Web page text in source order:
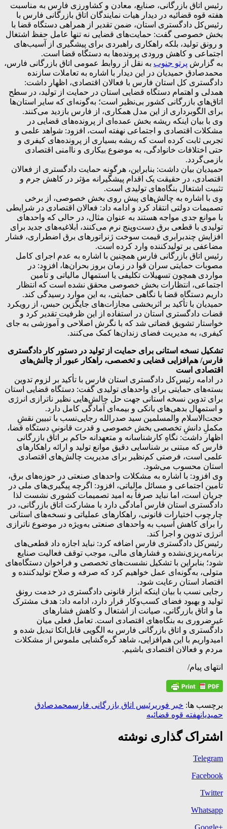
رئیس اتاق بازرگانی، صنایع، معادن و کشاورزی فارس به مناسبت
هفته قوه قضائیه در دیدار هیات نمایندگان اتاق بازرگانی فارس با
رئیس‌کل دادگستری استان، ضمن تقدیر از همراهی دستگاه قضا با
بخش خصوصی گفت: حمایت‌های قضایی نه تنها عامل حفظ اشتغال
و رونق تولید، بلکه راهکاری راهبردی برای پیشگیری از آسیب‌های
اجتماعی و کاهش ورودی پرونده‌ها به دستگاه قضا است.
به گزارش پرتو جنوب به نقل از روابط عمومی اتاق بازرگانی فارس،
محمدصادق حمیدیان در این دیدار با اشاره به تعاملات سازنده
دادگستری کل استان فارس با فعالان اقتصادی، اظهار داشت:
همدلی و اهتمام دستگاه قضایی استان در حمایت از تولید، در سطح
اتاق‌های بازرگانی کشور بی‌نظیر است؛ به‌گونه‌ای که سایر استان‌ها
برای الگوبرداری از این مدل همکاری، از فارس بازدید می‌کنند.
وی با بیان اینکه ریشه بخش عمده‌ای از پرونده‌های قضایی در
مشکلات اقتصادی و اجتماعی نهفته است، افزود: شواهد علمی و
تجربی ثابت کرده است که ریشه بسیاری از پرونده‌های کیفری و
حتی اختلافات خانوادگی، به موضوع بیکاری و ناامنی اقتصادی
بازمی‌گردد.
حمیدیان بیان داشت: بنابراین، هرگونه حمایت دادگستری از فعالان
اقتصادی، در حقیقت یک اقدام پیشگیرانه مؤثر در کاهش جرم و
تثبیت اشتغال بنگاه‌های تولیدی است.
وی با اشاره به چالش‌های پیش روی بخش خصوصی، از برخی
تصمیمات دولتی انتقاد کرد و ادامه داد: فعالان اقتصادی در شرایطی
با موانع جدی مواجه هستند به عنوان مثال، در حالی که واحدهای
تولیدی با قطعی برق دست‌وپنج نرم می‌کنند، ابلاغیه‌های جدید برای
افزایش چندبرابری قیمت سوخت ژنراتورهای برق اضطراری، فشار
مضاعفی بر تولیدکننده وارد کرده است.
رئیس اتاق بازرگانی فارس همچنین با اشاره به عدم اجرای کامل
مصوبات حمایتی سران قوا در زمان بروز بحران‌ها، افزود: در
مواردی همچون تسهیلات تکلیفی یا استمهال مالیاتی و تأمین
اجتماعی، انتظارات بخش خصوصی محقق نشده است که انتظار
داریم دستگاه قضا با نگاهی حمایتی، به این موارد رسیدگی کند.
حمیدیان با تأکید بر اثربخشی مجازات‌های جایگزین حبس، از رویکرد
قضات دادگستری استان در استفاده از این ظرفیت تقدیر کرد و
خواستار تشویق قضاتی شد که با نگرش اصلاحی و آموزشی به جای
کیفری، به مدیریت فضای زندان‌ها کمک می‌کنند.
تشکیل نسخه استانی برای حمایت از تولید در دستور کار دادگستری
فارس/ هم‌افزایی قضایی و تخصصی، راهکار عبور از چالش‌های
اقتصادی است
در ادامه رئیس‌کل دادگستری استان فارس با تأکید بر لزوم تدوین
بسته‌های حمایتی برای واحدهای تولیدی گفت: دستگاه قضایی استان
برای تدوین نسخه استانی جهت حل چالش‌هایی نظیر ناترازی انرژی
و استمهال بدهی‌های بانکی و بیمه‌ای آمادگی کامل دارد.
حجت‌الاسلام والمسلمین سید صدرالله رجایی‌نسب با تبیین نقشِ
مکملِ دانشِ تخصصی بخش خصوصی و قدرت قانونیِ دستگاه قضا،
اظهار داشت: نگاهِ کارشناسانه و متعهدانه حاکم بر اتاق بازرگانی
فارس که مبتنی بر شناسایی دقیق موانع تولید و ارائه راهکارهای
علمی است، فرصتی کم‌نظیر برای مدیریت چالش‌های اقتصادی
استان محسوب می‌شود.
وی افزود: با اشاره به مشکلات واحدهای صنعتی در حوزه‌های برق،
تأمین اجتماعی و مسائل مالیاتی، افزود: اگرچه پیگیری‌های ملی در
جریان است، اما نباید صرفاً به امید تصمیمات کشوری نشست لذا
دادگستری استان فارس آمادگی دارد با مشارکت اتاق بازرگانی، در
چارچوب اختیارات قانونی، راهکارهای عملیاتی و نسخه‌های استانی
را برای کاهش آسیب به واحدهای صنعتی به‌ویژه در موضوع ناترازی
انرژی تدوین و اجرا کند.
رئیس‌کل دادگستری فارس اضافه کرد: نباید اجازه داد قطعی‌های
برنامه‌ریزی‌نشده و فشارهای مالی، موجب توقف فعالیت صنایع
شود؛ بنابراین با تشکیل نشست‌های تخصصی و فراخوان دستگاه‌های
متولی، به‌گونه‌ای عمل خواهیم کرد که صرفه و صلاح تولیدکننده و
اقتصاد استان رعایت شود.
رجایی نسب با بیان اینکه ابزار قانونی دادگستری در خدمت رونق
تولید و بهبود فضای کسب‌وکار قرار دارد، ادامه داد: هدف مشترک
ما و اتاق بازرگانی، صیانت از اشتغال و کاهش فشارهای
غیرضروری به بنگاه‌های اقتصادی است. تعامل فعلی میان
دادگستری و اتاق بازرگانی فارس به الگویی قابل‌اتکا تبدیل شده و
امیدواریم با این هم‌افزایی، شاهد گره‌گشایی ملموس از مشکلات
مردم و فعالان اقتصادی باشیم.
انتهای پیام/
برچسب ها: خبر فوریرئیس اتاق بازرگانی فارسمحمدصادق
حمیدیانهفته قوه قضائیه
اشتراک گذاری نوشته
Telegram
Facebook
Twitter
Whatsapp
+Google